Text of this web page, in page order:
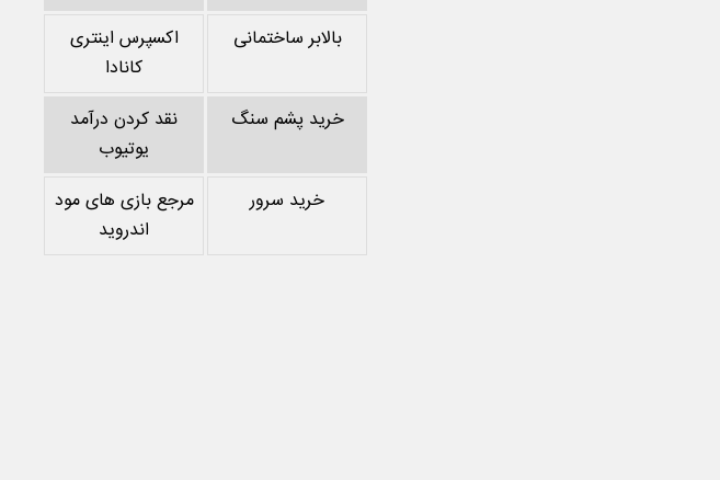
بالابر ساختمانی
اکسپرس اینتری
کانادا
خرید پشم سنگ
نقد کردن درآمد
یوتیوب
خرید سرور
مرجع بازی های مود
اندروید